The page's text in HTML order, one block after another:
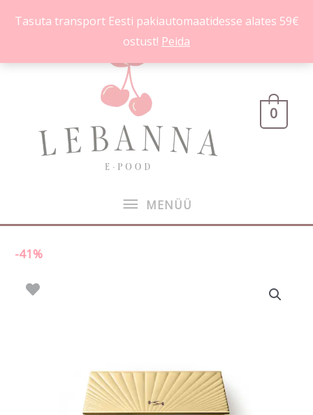
Tasuta transport Eesti pakiautomaatidesse alates 59€
ostust! Peida
MENÜÜ
MENÜÜ
0
-41%
26.90 €.15.90 €.